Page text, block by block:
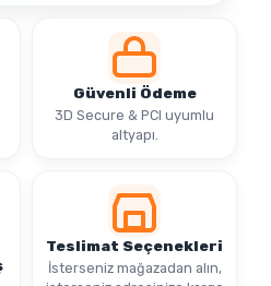
Güvenli Ödeme
3D Secure & PCI uyumlu
altyapı.
Teslimat Seçenekleri
İsterseniz mağazadan alın,